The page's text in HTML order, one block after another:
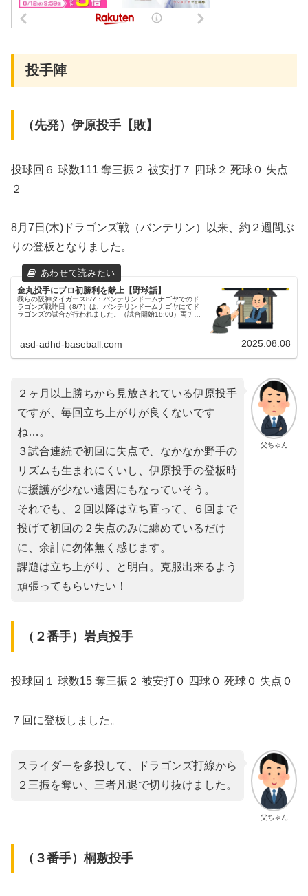
投手陣
（先発）伊原投手【敗】
投球回６ 球数111 奪三振２ 被安打７ 四球２ 死球０ 失点
２
8月7日(木)ドラゴンズ戦（バンテリン）以来、約２週間ぶ
りの登板となりました。
金丸投手にプロ初勝利を献上【野球話】
我らの阪神タイガース8/7：バンテリンドームナゴヤでのド
ラゴンズ戦昨日（8/7）は、バンテリンドームナゴヤにてド
ラゴンズの試合が行われました。（試合開始18:00）両チー
asd-adhd-baseball.com 2025.08.08
父ちゃん
２ヶ月以上勝ちから見放されている伊原投手
ですが、毎回立ち上がりが良くないです
ね…。
３試合連続で初回に失点で、なかなか野手の
リズムも生まれにくいし、伊原投手の登板時
に援護が少ない遠因にもなっていそう。
それでも、２回以降は立ち直って、６回まで
投げて初回の２失点のみに纏めているだけ
に、余計に勿体無く感じます。
課題は立ち上がり、と明白。克服出来るよう
頑張ってもらいたい！
（２番手）岩貞投手
投球回１ 球数15 奪三振２ 被安打０ 四球０ 死球０ 失点０
７回に登板しました。
父ちゃん
スライダーを多投して、ドラゴンズ打線から
２三振を奪い、三者凡退で切り抜けました。
（３番手）桐敷投手